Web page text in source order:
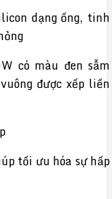
dạng ống, tinh
có màu đen sẫm
được xếp liền
tối ưu hóa sự hấp